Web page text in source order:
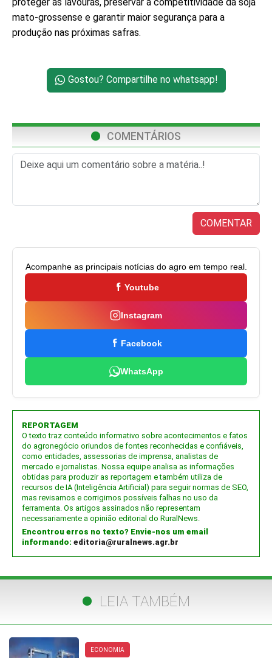
mato-grossense e garantir maior segurança para a
produção nas próximas safras.
Gostou? Compartilhe no whatsapp!
COMENTÁRIOS
COMENTAR
Acompanhe as principais notícias do agro em tempo real.
Youtube
Instagram
Facebook
WhatsApp
REPORTAGEM
O texto traz conteúdo informativo sobre acontecimentos e fatos
do agronegócio oriundos de fontes reconhecidas e confiáveis,
como entidades, assessorias de imprensa, analistas de
mercado e jornalistas. Nossa equipe analisa as informações
obtidas para produzir as reportagem e também utiliza de
recursos de IA (Inteligência Artificial) para seguir normas de SEO,
mas revisamos e corrigimos possíveis falhas no uso da
ferramenta. Os artigos assinados não representam
necessariamente a opinião editorial do RuralNews.
Encontrou erros no texto? Envie-nos um email
informando: editoria@ruralnews.agr.br
LEIA TAMBÉM
ECONOMIA